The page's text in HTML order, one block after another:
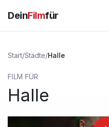
DeinFilmfür
Start/Städte/Halle
FILM FÜR
Halle